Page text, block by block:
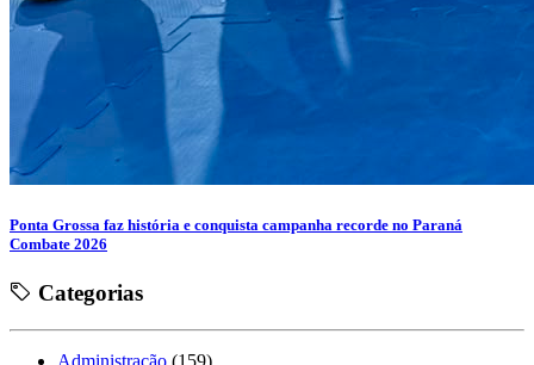
Ponta Grossa faz história e conquista campanha recorde no Paraná
Combate 2026
Categorias
Administração (159)